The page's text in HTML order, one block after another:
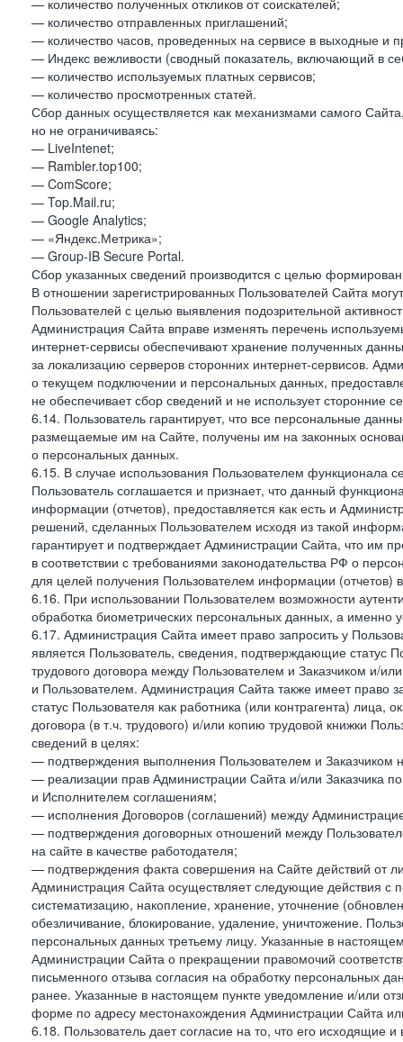
— количество полученных откликов от соискателей;
— количество отправленных приглашений;
— количество часов, проведенных на сервисе в выходные и
— Индекс вежливости (сводный показатель, включающий в
— количество используемых платных сервисов;
— количество просмотренных статей.
Сбор данных осуществляется как механизмами самого
но не ограничиваясь:
— LiveIntenet;
— Rambler.top100;
— ComScore;
— Top.Mail.ru;
— Google Analytics;
— «Яндекс.Метрика»;
— Group-IB Secure Portal.
Сбор указанных сведений производится с целью
В отношении зарегистрированных Пользователей Сайта
Пользователей с целью выявления подозрительной
Администрация Сайта вправе изменять перечень
интернет-сервисы обеспечивают хранение полученных
за локализацию серверов сторонних интернет-сервисов.
о текущем подключении и персональных данных,
не обеспечивает сбор сведений и не использует
6.14. Пользователь гарантирует, что все персональные
размещаемые им на Сайте, получены им на законных
о персональных данных.
6.15. В случае использования Пользователем функционала
Пользователь соглашается и признает, что данный
информации (отчетов), предоставляется как есть и
решений, сделанных Пользователем исходя из такой
гарантирует и подтверждает Администрации Сайта, что им
в соответствии с требованиями законодательства РФ о
для целей получения Пользователем информации (отчетов)
6.16. При использовании Пользователем возможности
обработка биометрических персональных данных, а именно
6.17. Администрация Сайта имеет право запросить у
является Пользователь, сведения, подтверждающие статус
трудового договора между Пользователем и Заказчиком и/
и Пользователем. Администрация Сайта также имеет право
статус Пользователя как работника (или контрагента)
договора (в т.ч. трудового) и/или копию трудовой книжки
сведений в целях:
— подтверждения выполнения Пользователем и Заказчиком
— реализации прав Администрации Сайта и/или Заказчика
и Исполнителем соглашениям;
— исполнения Договоров (соглашений) между
— подтверждения договорных отношений между
на сайте в качестве работодателя;
— подтверждения факта совершения на Сайте действий от
Администрация Сайта осуществляет следующие действия с
систематизацию, накопление, хранение, уточнение
обезличивание, блокирование, удаление, уничтожение.
персональных данных третьему лицу. Указанные в
Администрации Сайта о прекращении правомочий
письменного отзыва согласия на обработку персональных
ранее. Указанные в настоящем пункте уведомление и/или
форме по адресу местонахождения Администрации Сайта
6.18. Пользователь дает согласие на то, что его исходящие